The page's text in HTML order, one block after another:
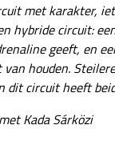
met karakter,
hybride circuit:
geeft, en
houden.
dit circuit heeft
Kada Sárközi